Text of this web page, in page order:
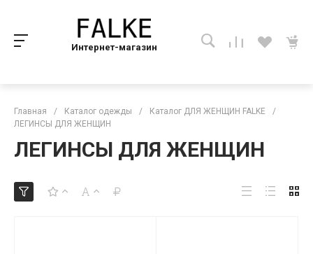
Интернет-магазин
Главная / Каталог одежды / Каталог ДЛЯ ЖЕНЩИН FALKE
/
ЛЕГИНСЫ ДЛЯ ЖЕНЩИН
ЛЕГИНСЫ ДЛЯ ЖЕНЩИН